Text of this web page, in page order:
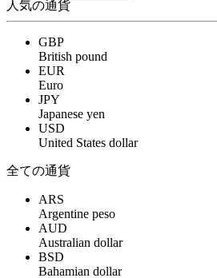
人気の通貨
GBP
British pound
EUR
Euro
JPY
Japanese yen
USD
United States dollar
全ての通貨
ARS
Argentine peso
AUD
Australian dollar
BSD
Bahamian dollar